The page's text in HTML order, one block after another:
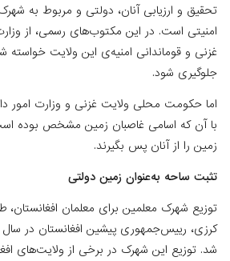
تحقیق و ارزیابی آنان، دولتی و مربوط به
امنیتی است. در این مکتوب‌های رسمی، از وزارت
غزنی و قوماندانی امنیه‌ی این ولایت خواسته
جلوگیری شود.
اما حکومت محلی ولایت غزنی و وزارت امور
با آن که اسامی غاصبان زمین مشخص بوده
زمین را از آنان پس بگیرند.
تثبت ساحه به‌عنوان زمین دولتی
توزیع شهرک معلمین برای معلمان